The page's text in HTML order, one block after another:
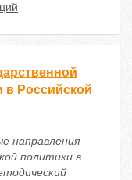
в Российской
направления
политики в